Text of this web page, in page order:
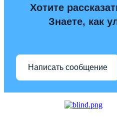
Хотите
Знаете, как
Написать сообщение